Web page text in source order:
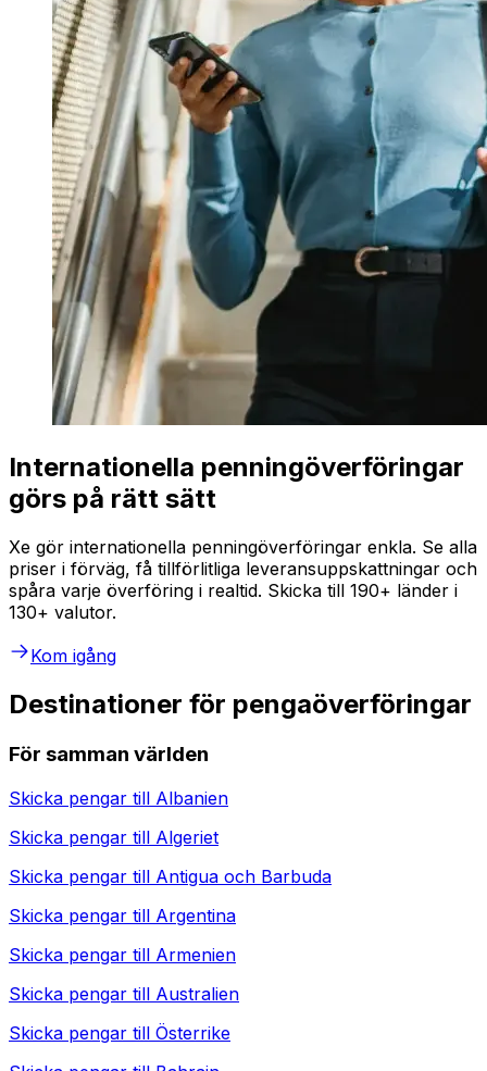
Internationella penningöverföringar
görs på rätt sätt
Xe gör internationella penningöverföringar enkla. Se alla
priser i förväg, få tillförlitliga leveransuppskattningar och
spåra varje överföring i realtid. Skicka till 190+ länder i
130+ valutor.
Kom igång
Destinationer för pengaöverföringar
För samman världen
Skicka pengar till Albanien
Skicka pengar till Algeriet
Skicka pengar till Antigua och Barbuda
Skicka pengar till Argentina
Skicka pengar till Armenien
Skicka pengar till Australien
Skicka pengar till Österrike